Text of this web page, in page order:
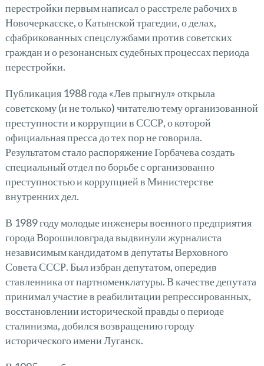
перестройки первым написал о расстреле рабочих в
Новочеркасске, о Катынской трагедии, о делах,
сфабрикованных спецслужбами против советских
граждан и о резонансных судебных процессах периода
перестройки.
Публикация 1988 года «Лев прыгнул» открыла
советскому (и не только) читателю тему организованной
преступности и коррупции в СССР, о которой
официальная пресса до тех пор не говорила.
Результатом стало распоряжение Горбачева создать
специальный отдел по борьбе с организованно
преступностью и коррупцией в Министерстве
внутренних дел.
В 1989 году молодые инженеры военного предприятия
города Ворошиловграда выдвинули журналиста
независимым кандидатом в депутаты Верховного
Совета СССР. Был избран депутатом, опередив
ставленника от партноменклатуры. В качестве депутата
принимал участие в реабилитации репрессированных,
восстановлении исторической правды о периоде
сталинизма, добился возвращению городу
исторического имени Луганск.